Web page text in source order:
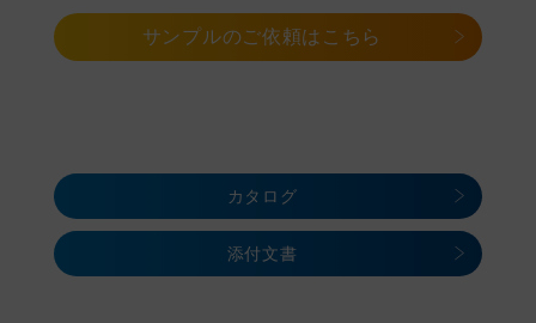
サンプルのご依頼はこちら
カタログ
添付文書